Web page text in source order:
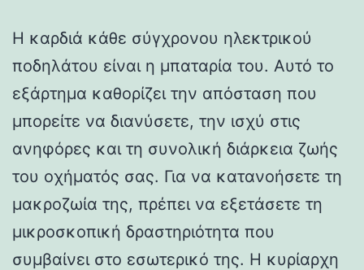
Η καρδιά κάθε σύγχρονου ηλεκτρικού
ποδηλάτου είναι η μπαταρία του. Αυτό το
εξάρτημα καθορίζει την απόσταση που
μπορείτε να διανύσετε, την ισχύ στις
ανηφόρες και τη συνολική διάρκεια ζωής
του οχήματός σας. Για να κατανοήσετε τη
μακροζωία της, πρέπει να εξετάσετε τη
μικροσκοπική δραστηριότητα που
συμβαίνει στο εσωτερικό της. Η κυρίαρχη